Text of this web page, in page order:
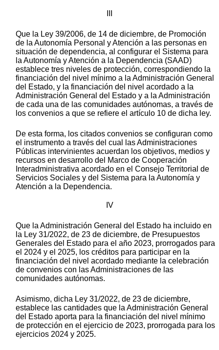
Que la Ley 39/2006, de 14 de diciembre, de Promoción
de la Autonomía Personal y Atención a las personas en
situación de dependencia, al configurar el Sistema para
la Autonomía y Atención a la Dependencia (SAAD)
establece tres niveles de protección, correspondiendo la
financiación del nivel mínimo a la Administración General
del Estado, y la financiación del nivel acordado a la
Administración General del Estado y a la Administración
de cada una de las comunidades autónomas, a través de
los convenios a que se refiere el artículo 10 de dicha ley.
De esta forma, los citados convenios se configuran como
el instrumento a través del cual las Administraciones
Públicas intervinientes acuerdan los objetivos, medios y
recursos en desarrollo del Marco de Cooperación
Interadministrativa acordado en el Consejo Territorial de
Servicios Sociales y del Sistema para la Autonomía y
Atención a la Dependencia.
IV
Que la Administración General del Estado ha incluido en
la Ley 31/2022, de 23 de diciembre, de Presupuestos
Generales del Estado para el año 2023, prorrogados para
el 2024 y el 2025, los créditos para participar en la
financiación del nivel acordado mediante la celebración
de convenios con las Administraciones de las
comunidades autónomas.
Asimismo, dicha Ley 31/2022, de 23 de diciembre,
establece las cantidades que la Administración General
del Estado aporta para la financiación del nivel mínimo
de protección en el ejercicio de 2023, prorrogada para los
ejercicios 2024 y 2025.